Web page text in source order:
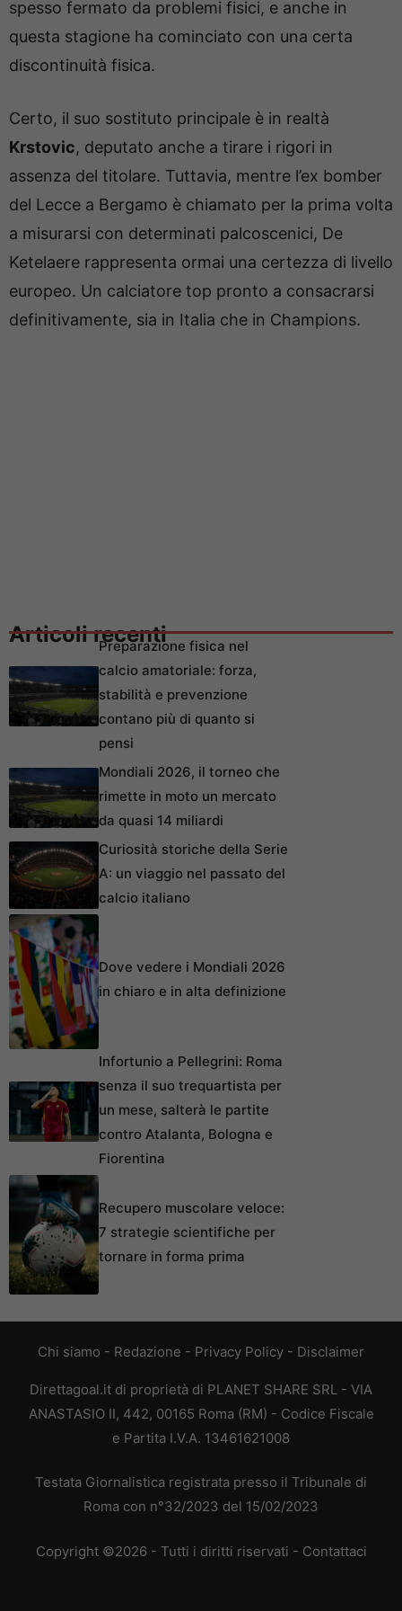
spesso fermato da problemi fisici, e anche in
questa stagione ha cominciato con una certa
discontinuità fisica.
Certo, il suo sostituto principale è in realtà
Krstovic, deputato anche a tirare i rigori in
assenza del titolare. Tuttavia, mentre l’ex bomber
del Lecce a Bergamo è chiamato per la prima volta
a misurarsi con determinati palcoscenici, De
Ketelaere rappresenta ormai una certezza di livello
europeo. Un calciatore top pronto a consacrarsi
definitivamente, sia in Italia che in Champions.
Articoli recentiPreparazione fisica nel
calcio amatoriale: forza,
stabilità e prevenzione
contano più di quanto si
pensi
Mondiali 2026, il torneo che
rimette in moto un mercato
da quasi 14 miliardi
Curiosità storiche della Serie
A: un viaggio nel passato del
calcio italiano
Dove vedere i Mondiali 2026
in chiaro e in alta definizione
Infortunio a Pellegrini: Roma
senza il suo trequartista per
un mese, salterà le partite
contro Atalanta, Bologna e
Fiorentina
Recupero muscolare veloce:
7 strategie scientifiche per
tornare in forma prima
Chi siamo - Redazione - Privacy Policy - Disclaimer
Direttagoal.it di proprietà di PLANET SHARE SRL - VIA
ANASTASIO II, 442, 00165 Roma (RM) - Codice Fiscale
e Partita I.V.A. 13461621008
Testata Giornalistica registrata presso il Tribunale di
Roma con n°32/2023 del 15/02/2023
Copyright ©2026 - Tutti i diritti riservati - Contattaci